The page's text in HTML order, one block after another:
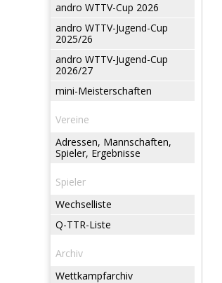
andro WTTV-Cup 2026
andro WTTV-Jugend-Cup
2025/26
andro WTTV-Jugend-Cup
2026/27
mini-Meisterschaften
Vereine
Adressen, Mannschaften,
Spieler, Ergebnisse
Spieler
Wechselliste
Q-TTR-Liste
Archiv
Wettkampfarchiv